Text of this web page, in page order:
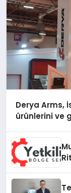
Derya Arms,
ürünlerini ve